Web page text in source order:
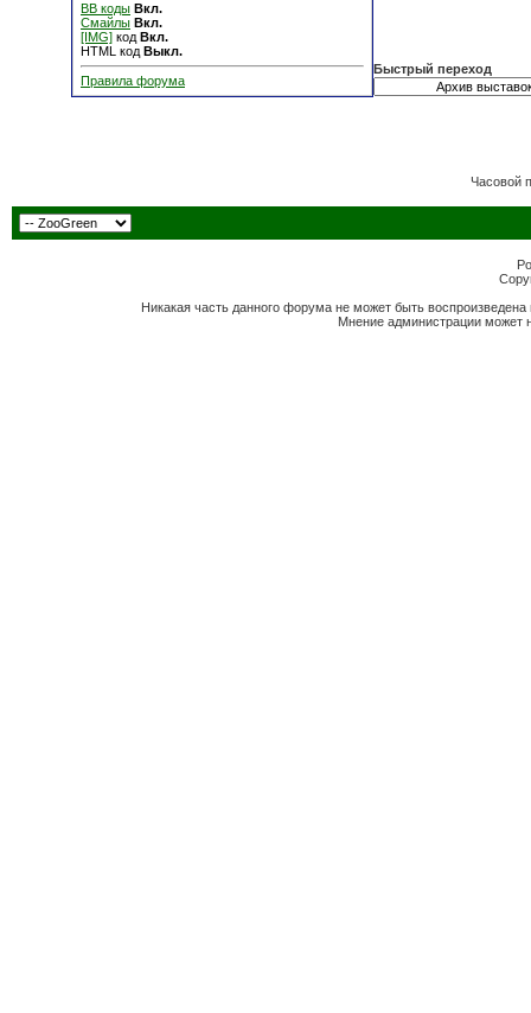
BB коды Вкл.
Смайлы Вкл.
[IMG] код Вкл.
HTML код Выкл.
Правила форума
Быстрый переход
Часовой
Никакая часть данного форума не может быть
Мнение администрации может